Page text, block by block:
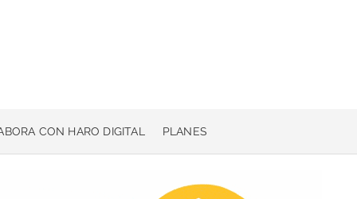
CON HARO DIGITAL PLANES